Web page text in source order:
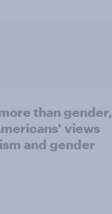
than gender,
views
and gender